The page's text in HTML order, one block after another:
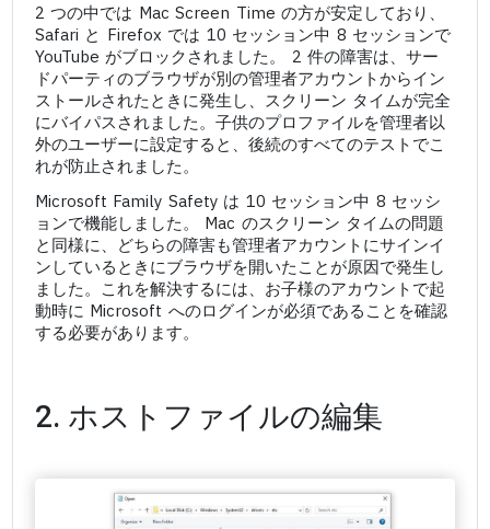
2 つの中では Mac Screen Time の方が安定しており、
Safari と Firefox では 10 セッション中 8 セッションで
YouTube がブロックされました。 2 件の障害は、サー
ドパーティのブラウザが別の管理者アカウントからイン
ストールされたときに発生し、スクリーン タイムが完全
にバイパスされました。子供のプロファイルを管理者以
外のユーザーに設定すると、後続のすべてのテストでこ
れが防止されました。
Microsoft Family Safety は 10 セッション中 8 セッシ
ョンで機能しました。 Mac のスクリーン タイムの問題
と同様に、どちらの障害も管理者アカウントにサインイ
ンしているときにブラウザを開いたことが原因で発生し
ました。これを解決するには、お子様のアカウントで起
動時に Microsoft へのログインが必須であることを確認
する必要があります。
2. ホストファイルの編集